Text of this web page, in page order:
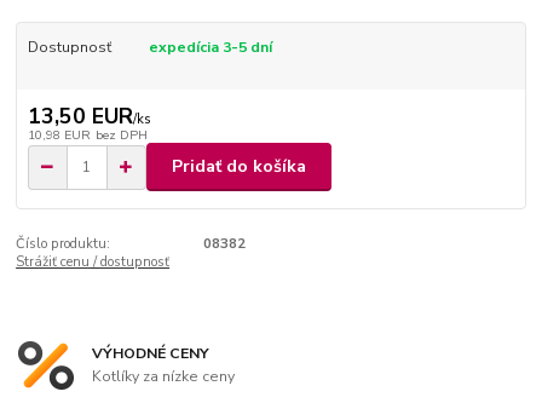
Dostupnosť expedícia 3-5 dní
13,50 EUR/ks
10,98 EUR bez DPH
Pridať do košíka
Číslo produktu:
08382
Strážiť cenu / dostupnosť
VÝHODNÉ CENY
Kotlíky za nízke ceny